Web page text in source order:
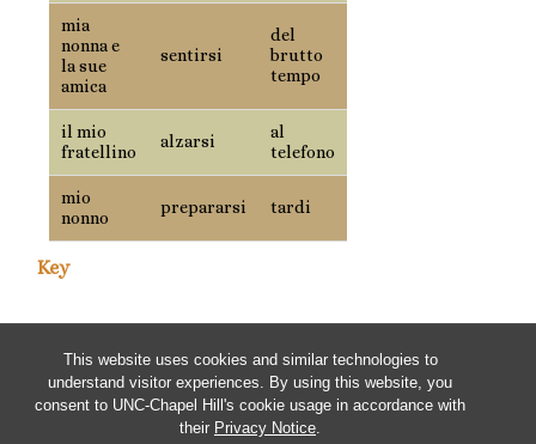
This website uses cookies and similar technologies to
understand visitor experiences. By using this website, you
consent to UNC-Chapel Hill's cookie usage in accordance with
their Privacy Notice.
mia
nonna e
la sue
amica
sentirsi
del
brutto
tempo
il mio
fratellino
alzarsi
al
telefono
mio
nonno
prepararsi tardi
Key